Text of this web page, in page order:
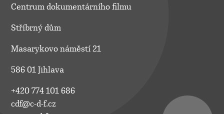
Centrum dokumentárního filmu
Stříbrný dům
Masarykovo náměstí 21
586 01 Jihlava
+420 774 101 686
cdf@c-d-f.cz